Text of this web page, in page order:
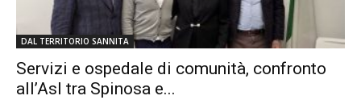
DAL TERRITORIO SANNITA
Servizi e ospedale di comunità, confronto
all’Asl tra Spinosa e...